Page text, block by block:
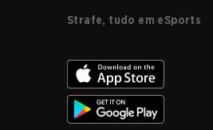
Strafe, tudo em eSports